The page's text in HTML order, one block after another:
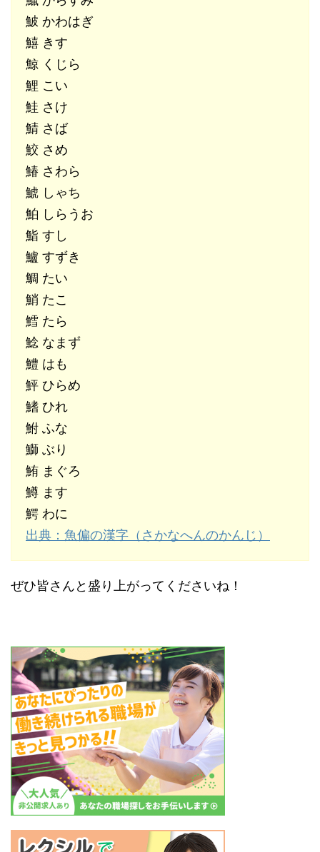
鮍 かわはぎ
鱚 きす
鯨 くじら
鯉 こい
鮭 さけ
鯖 さば
鮫 さめ
鰆 さわら
鯱 しゃち
鮊 しらうお
鮨 すし
鱸 すずき
鯛 たい
鮹 たこ
鱈 たら
鯰 なまず
鱧 はも
鮃 ひらめ
鰭 ひれ
鮒 ふな
鰤 ぶり
鮪 まぐろ
鱒 ます
鰐 わに
出典：魚偏の漢字（さかなへんのかんじ）
ぜひ皆さんと盛り上がってくださいね！